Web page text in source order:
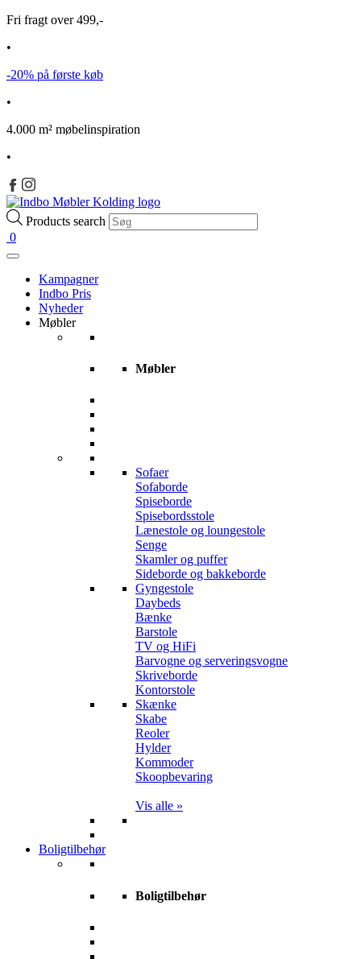
Fri fragt over 499,-
•
-20% på første køb
•
4.000 m² møbelinspiration
•
Products search
0
Kampagner
Indbo Pris
Nyheder
Møbler
Møbler
Sofaer
Sofaborde
Spiseborde
Spisebordsstole
Lænestole og loungestole
Senge
Skamler og puffer
Sideborde og bakkeborde
Gyngestole
Daybeds
Bænke
Barstole
TV og HiFi
Barvogne og serveringsvogne
Skriveborde
Kontorstole
Skænke
Skabe
Reoler
Hylder
Kommoder
Skoopbevaring
Vis alle »
Boligtilbehør
Boligtilbehør